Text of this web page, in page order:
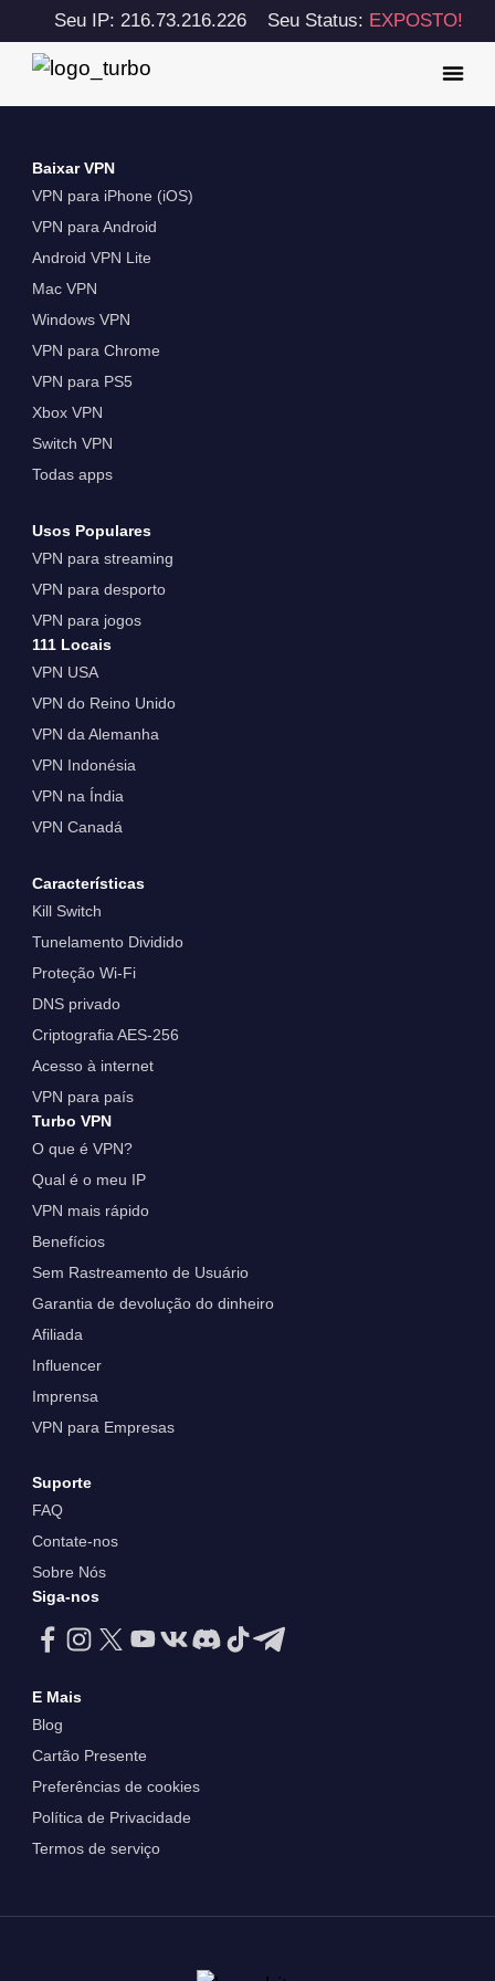
Seu IP: 216.73.216.226 Seu Status: EXPOSTO!
Baixar VPN
VPN para iPhone (iOS)
VPN para Android
Android VPN Lite
Mac VPN
Windows VPN
VPN para Chrome
VPN para PS5
Xbox VPN
Switch VPN
Todas apps
Usos Populares
VPN para streaming
VPN para desporto
VPN para jogos
111 Locais
VPN USA
VPN do Reino Unido
VPN da Alemanha
VPN Indonésia
VPN na Índia
VPN Canadá
Características
Kill Switch
Tunelamento Dividido
Proteção Wi-Fi
DNS privado
Criptografia AES-256
Acesso à internet
VPN para país
Turbo VPN
O que é VPN?
Qual é o meu IP
VPN mais rápido
Benefícios
Sem Rastreamento de Usuário
Garantia de devolução do dinheiro
Afiliada
Influencer
Imprensa
VPN para Empresas
Suporte
FAQ
Contate-nos
Sobre Nós
Siga-nos
E Mais
Blog
Cartão Presente
Preferências de cookies
Política de Privacidade
Termos de serviço